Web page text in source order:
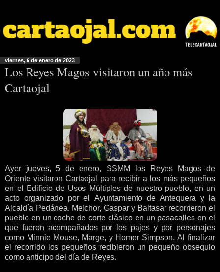
viernes, 6 de enero de 2023
Los Reyes Magos visitaron un año más
Cartaojal
Ayer jueves, 5 de enero, SSMM los Reyes Magos de
Oriente visitaron Cartaojal para recibir a los más pequeños
en el Edificio de Usos Múltiples de nuestro pueblo, en un
acto organizado por el Ayuntamiento de Antequera y la
Alcaldía Pedánea. Melchor, Gaspar y Baltasar recorrieron el
pueblo en un coche de corte clásico en un pasacalles en el
que fueron acompañados por los pajes y por personajes
como Minnie Mouse, Marge, y Homer Simpson. Al finalizar
el recorrido los pequeños recibieron un pequeño obsequio
como anticipo del día de Reyes.